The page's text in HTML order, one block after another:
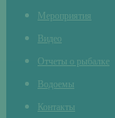
Мероприятия
Видео
Отчеты о рыбалке
Водоемы
Контакты